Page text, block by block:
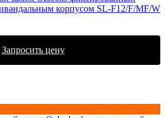
корпусом SL-F12/F/MF/W
Запросить цену